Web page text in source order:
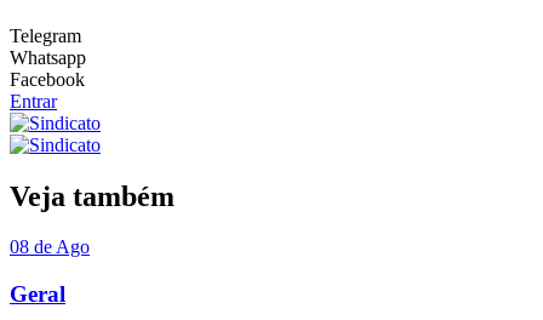
Telegram
Whatsapp
Facebook
Entrar
Veja também
08 de Ago
Geral